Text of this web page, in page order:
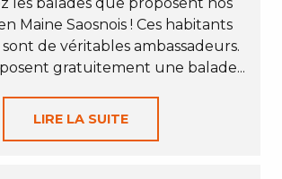
Maine Saosnois ! Ces habitants
sont de véritables ambassadeurs.
gratuitement une balade...
LIRE LA SUITE